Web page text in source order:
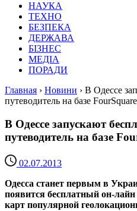
НАУКА
ТЕХНО
БЕЗПЕКА
ДЕРЖАВА
БІЗНЕС
МЕДІА
ПОРАДИ
Главная › Новини › В Одессе
путеводитель на базе FourSquare
В Одессе запускают
путеводитель на базе
02.07.2013
Одесса станет первым в
появится бесплатный он-лайн
карт популярной